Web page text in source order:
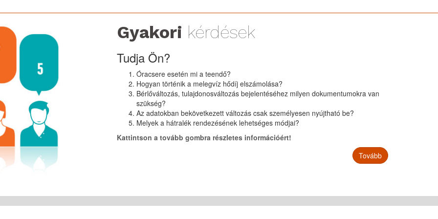
Gyakori kérdések
Tudja Ön?
Óracsere esetén mi a teendő?
Hogyan történik a melegvíz hődíj elszámolása?
Bérlőváltozás, tulajdonosváltozás bejelentéséhez milyen dokumentumokra van
szükség?
Az adatokban bekövetkezett változás csak személyesen nyújtható be?
Melyek a hátralék rendezésének lehetséges módjai?
Kattintson a tovább gombra részletes információért!
Tovább